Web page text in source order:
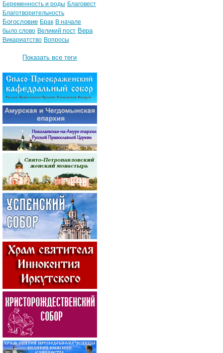
Беременность и роды Благовест
Благотворительность
Богословие Брак В начале
было слово Великий пост Вера
Викариатство Вопросы
Показать все теги